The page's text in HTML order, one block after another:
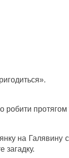
робити протягом
на Галявину
загадку.